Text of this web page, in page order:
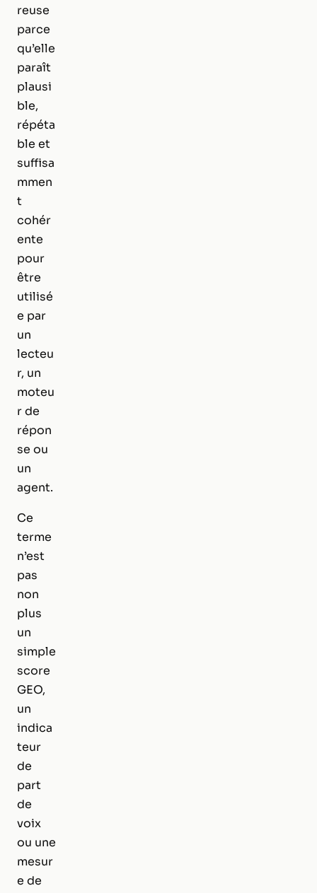
reuse
parce
qu’elle
paraît
plausi
ble,
répéta
ble et
suffisa
mmen
t
cohér
ente
pour
être
utilisé
e par
un
lecteu
r, un
moteu
r de
répon
se ou
un
agent.
Ce
terme
n’est
pas
non
plus
un
simple
score
GEO,
un
indica
teur
de
part
de
voix
ou une
mesur
e de